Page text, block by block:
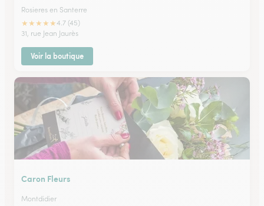
Rosieres en Santerre
★★★★★4.7 (45)
31, rue Jean Jaurès
Voir la boutique
Caron Fleurs
Montdidier